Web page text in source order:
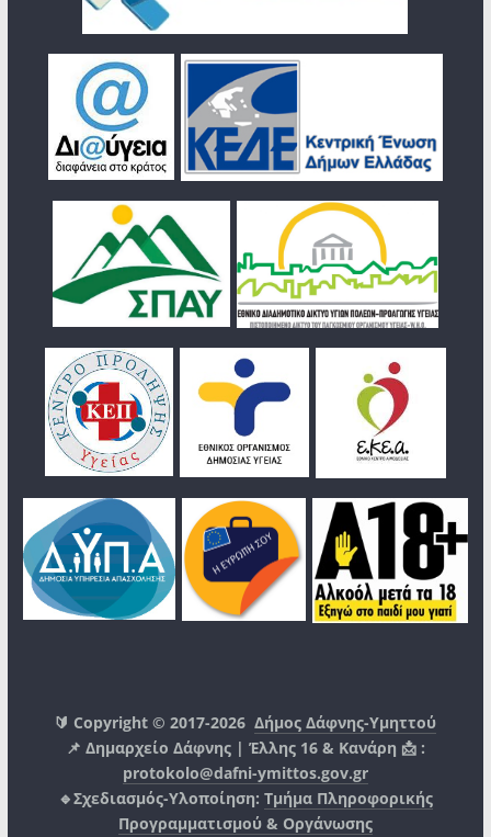
🔰 Copyright © 2017-2026Δήμος Δάφνης-Υμηττού
📌 Δημαρχείο Δάφνης | Έλλης 16 & Κανάρη 📩 :
protokolo@dafni-ymittos.gov.gr
🔹Σχεδιασμός-Υλοποίηση: Τμήμα Πληροφορικής
Προγραμματισμού & Οργάνωσης